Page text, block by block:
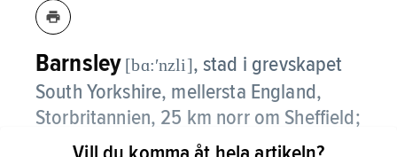
Barnsley [bɑ:ʹnzli],stad i grevskapet
South Yorkshire, mellersta England,
Storbritannien, 25 km norr om Sheffield;
96 900 invånare (2021).